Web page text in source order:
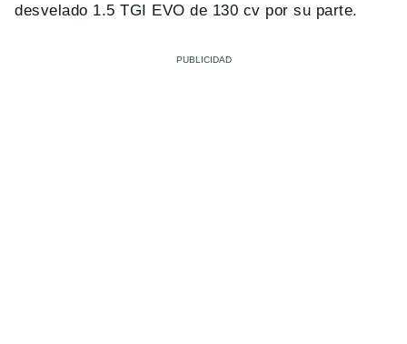
desvelado 1.5 TGI EVO de 130 cv por su parte.